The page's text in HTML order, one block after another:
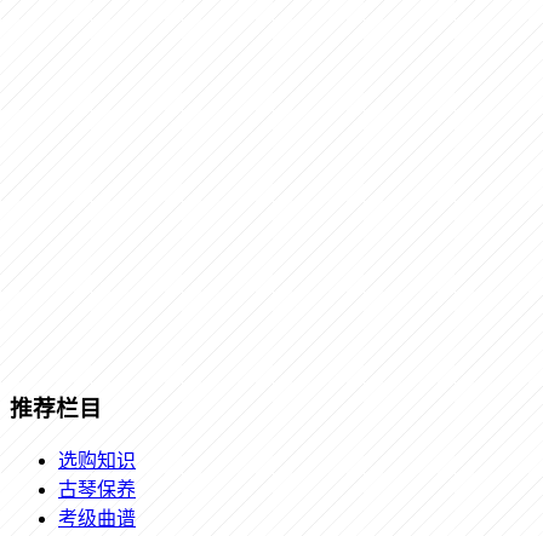
推荐栏目
选购知识
古琴保养
考级曲谱